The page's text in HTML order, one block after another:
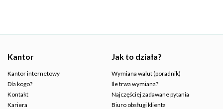
Kantor
Kantor internetowy
Dla kogo?
Kontakt
Kariera
Jak to działa?
Wymiana walut (poradnik)
Ile trwa wymiana?
Najczęściej zadawane pytania
Biuro obsługi klienta